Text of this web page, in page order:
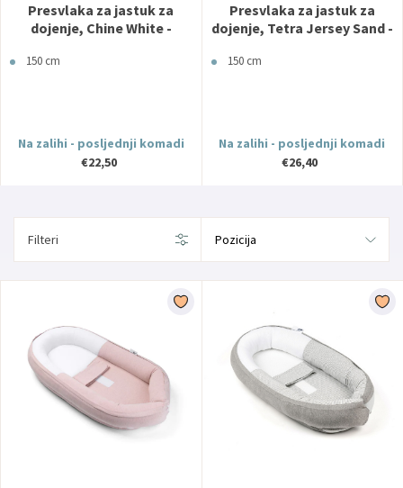
Presvlaka za jastuk za
dojenje, Chine White -
150 cm
Na zalihi - posljednji komadi
€22,50
Presvlaka za jastuk za
dojenje, Tetra Jersey Sand -
150 cm
Na zalihi - posljednji komadi
€26,40
Filteri